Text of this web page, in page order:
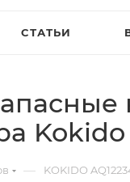
СТАТЬИ
— KOKIDO